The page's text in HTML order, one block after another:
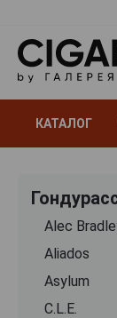
КАТАЛОГ
Alec
Aliados
Asylum
C.L.E.